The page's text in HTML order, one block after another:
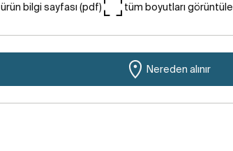
ürün bilgi sayfası (pdf) tüm boyutları görüntüle
Nereden alınır